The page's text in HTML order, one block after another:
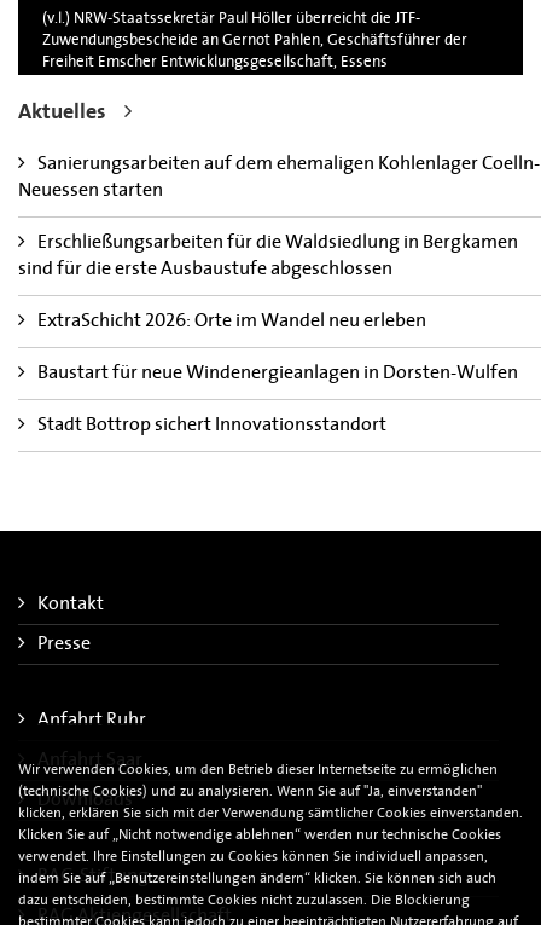
(v.l.) NRW-Staatssekretär Paul Höller überreicht die JTF-
Zuwendungsbescheide an Gernot Pahlen, Geschäftsführer der
Freiheit Emscher Entwicklungsgesellschaft, Essens
der Geschäftsführung RAG Montan Immobilien, Prof. Dr. Uli
Lorenz, © Freiheit Emscher Entwicklungsgesellschaft mbH
Bild herunterladen
Aktuelles
Sanierungsarbeiten auf dem ehemaligen Kohlenlager Coelln-
Neuessen starten
Erschließungsarbeiten für die Waldsiedlung in Bergkamen
sind für die erste Ausbaustufe abgeschlossen
ExtraSchicht 2026: Orte im Wandel neu erleben
Baustart für neue Windenergieanlagen in Dorsten-Wulfen
Stadt Bottrop sichert Innovationsstandort
Kontakt
Presse
Anfahrt Ruhr
Anfahrt Saar
Downloads
RAG-Stiftung
RAG Aktiengesellschaft
Wir verwenden Cookies, um den Betrieb dieser Internetseite zu ermöglichen
(technische Cookies) und zu analysieren. Wenn Sie auf "Ja, einverstanden"
klicken, erklären Sie sich mit der Verwendung sämtlicher Cookies einverstanden.
Klicken Sie auf „Nicht notwendige ablehnen“ werden nur technische Cookies
verwendet. Ihre Einstellungen zu Cookies können Sie individuell anpassen,
indem Sie auf „Benutzereinstellungen ändern“ klicken. Sie können sich auch
dazu entscheiden, bestimmte Cookies nicht zuzulassen. Die Blockierung